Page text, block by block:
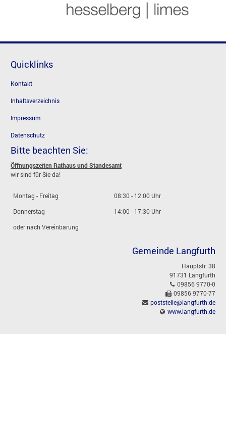
Quicklinks
Kontakt
Inhaltsverzeichnis
Impressum
Datenschutz
Bitte beachten Sie:
Öffnungszeiten Rathaus und Standesamt
wir sind für Sie da!
Montag - Freitag
08:30 - 12:00 Uhr
Donnerstag
14:00 - 17:30 Uhr
oder nach Vereinbarung
Gemeinde Langfurth
Hauptstr. 38
91731 Langfurth
09856 9770-0
09856 9770-77
poststelle@langfurth.de
www.langfurth.de